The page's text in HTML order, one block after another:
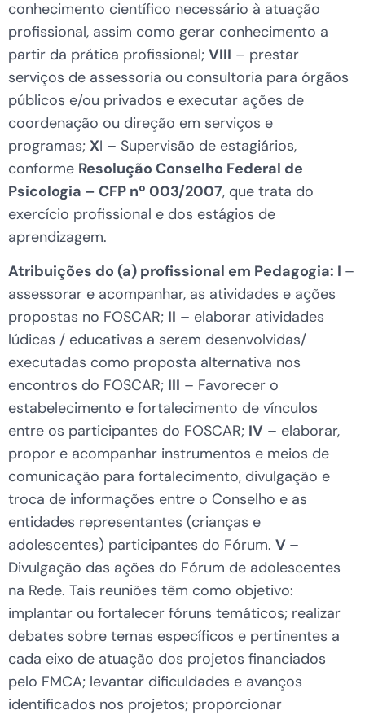
conhecimento científico necessário à atuação
profissional, assim como gerar conhecimento a
partir da prática profissional; VIII – prestar
serviços de assessoria ou consultoria para órgãos
públicos e/ou privados e executar ações de
coordenação ou direção em serviços e
programas; XI – Supervisão de estagiários,
conforme Resolução Conselho Federal de
Psicologia – CFP nº 003/2007, que trata do
exercício profissional e dos estágios de
aprendizagem.
Atribuições do (a) profissional em Pedagogia: I –
assessorar e acompanhar, as atividades e ações
propostas no FOSCAR; II – elaborar atividades
lúdicas / educativas a serem desenvolvidas/
executadas como proposta alternativa nos
encontros do FOSCAR; III – Favorecer o
estabelecimento e fortalecimento de vínculos
entre os participantes do FOSCAR; IV – elaborar,
propor e acompanhar instrumentos e meios de
comunicação para fortalecimento, divulgação e
troca de informações entre o Conselho e as
entidades representantes (crianças e
adolescentes) participantes do Fórum. V –
Divulgação das ações do Fórum de adolescentes
na Rede. Tais reuniões têm como objetivo:
implantar ou fortalecer fóruns temáticos; realizar
debates sobre temas específicos e pertinentes a
cada eixo de atuação dos projetos financiados
pelo FMCA; levantar dificuldades e avanços
identificados nos projetos; proporcionar